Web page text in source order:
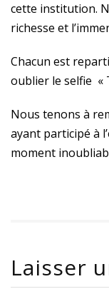
cette institution.
richesse et
Chacun est
oublier le selfie «
Nous tenons à
ayant participé à
moment
Laisser